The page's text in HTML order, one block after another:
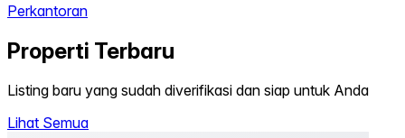
Perkantoran
Properti Terbaru
Listing baru yang sudah diverifikasi dan siap untuk Anda
Lihat Semua